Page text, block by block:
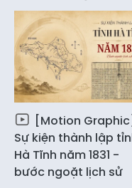
[Motion Graphic]
Sự kiện thành lập
Hà Tĩnh năm 1831 -
bước ngoặt lịch sử